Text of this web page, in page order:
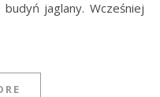
jaglany. Wcześniej